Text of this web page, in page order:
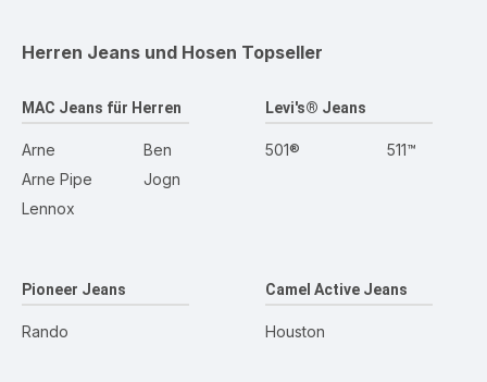
Herren Jeans und Hosen Topseller
MAC Jeans für Herren
Arne
Arne Pipe
Lennox
Ben
Jogn
Levi's® Jeans
501® 511™
Pioneer Jeans
Rando
Camel Active Jeans
Houston